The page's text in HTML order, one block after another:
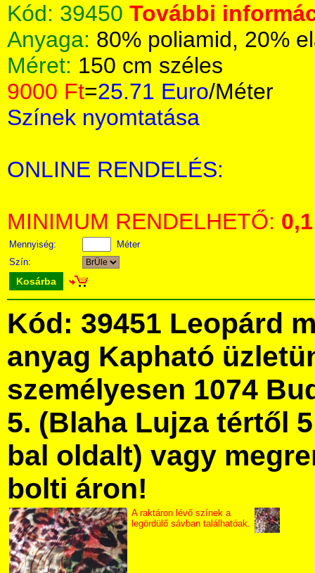
Kód: 39450 További
Anyaga: 80% poliamid, 20%
Méret: 150 cm széles
9000 Ft=25.71 Euro/Méter
Színek nyomtatása
ONLINE RENDELÉS:
MINIMUM RENDELHETŐ: 0,1
Mennyiség:
Méter
Szín:
Kosárba
Kód: 39451 Leopárd
anyag Kapható
személyesen 1074
5. (Blaha Lujza tértől
bal oldalt) vagy
bolti áron!
A raktáron lévő színek a
legördülő sávban találhatóak.